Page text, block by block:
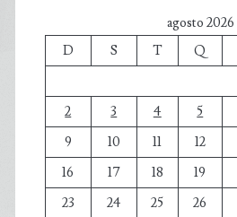
agosto 2026
D
S T Q
2
3 4 5
9
10 11 12
16
17 18 19
23
24 25 26